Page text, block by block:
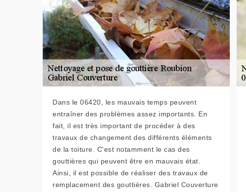
Dans le 06420, les mauvais temps peuvent
entraîner des problèmes assez importants. En
fait, il est très important de procéder à des
travaux de changement des différents éléments
de la toiture. C'est notamment le cas des
gouttières qui peuvent être en mauvais état.
Ainsi, il est possible de réaliser des travaux de
remplacement des gouttières. Gabriel Couverture